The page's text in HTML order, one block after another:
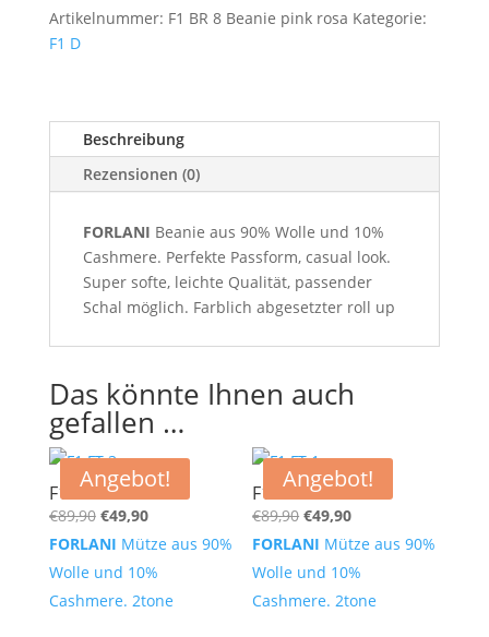
Artikelnummer: F1 BR 8 Beanie pink rosa Kategorie:
F1 D
Beschreibung
Rezensionen (0)
FORLANI Beanie aus 90% Wolle und 10%
Cashmere. Perfekte Passform, casual look.
Super softe, leichte Qualität, passender
Schal möglich. Farblich abgesetzter roll up
Das könnte Ihnen auch
gefallen …
Angebot!
F1 FT 3
€89,90 Ursprünglicher
Preis
war:
€89,90
€49,90Aktueller
Preis
ist:
€49,90.
FORLANI Mütze aus 90%
Wolle und 10%
Cashmere. 2tone
Angebot!
F1 FT 1
€89,90 Ursprünglicher
Preis
war:
€89,90
€49,90Aktueller
Preis
ist:
€49,90.
FORLANI Mütze aus 90%
Wolle und 10%
Cashmere. 2tone